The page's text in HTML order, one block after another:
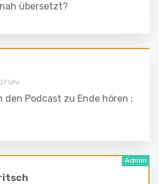
übersetzt?
Uhr
den Podcast zu Ende hören ;